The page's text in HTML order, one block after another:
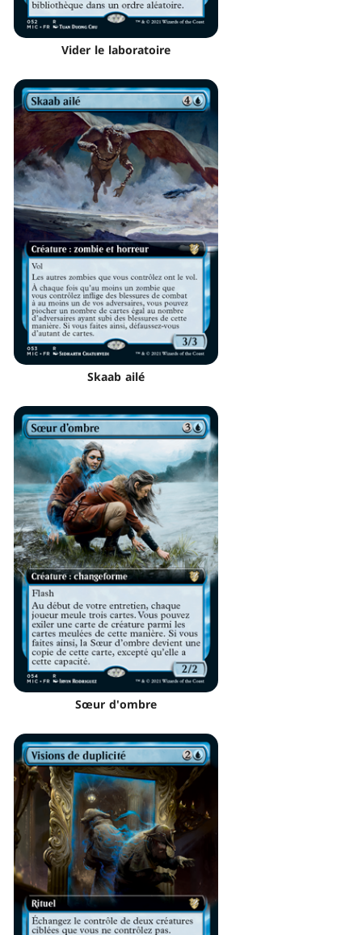
Vider le laboratoire
Skaab ailé
Sœur d'ombre